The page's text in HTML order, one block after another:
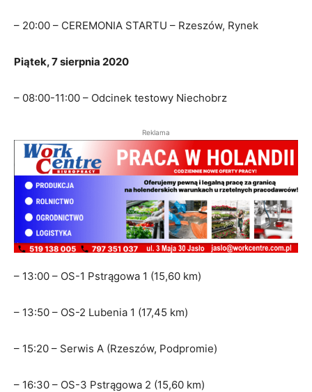
– 20:00 – CEREMONIA STARTU – Rzeszów, Rynek
Piątek, 7 sierpnia 2020
– 08:00-11:00 – Odcinek testowy Niechobrz
Reklama
– 13:00 – OS-1 Pstrągowa 1 (15,60 km)
– 13:50 – OS-2 Lubenia 1 (17,45 km)
– 15:20 – Serwis A (Rzeszów, Podpromie)
– 16:30 – OS-3 Pstrągowa 2 (15,60 km)